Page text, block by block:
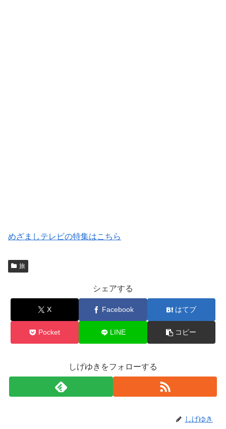
めざましテレビの特集はこちら
旅
シェアする
X Facebook はてブ
Pocket LINE コピー
しげゆきをフォローする
しげゆき